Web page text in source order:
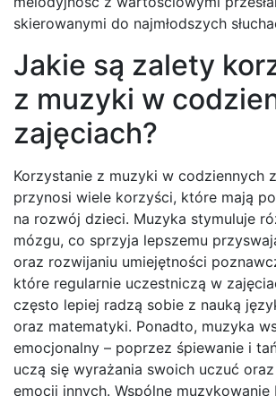
skierowanymi do najmłodszych
Jakie są zalety
z muzyki w
zajęciach?
Korzystanie z muzyki w codziennych
przynosi wiele korzyści, które mają
na rozwój dzieci. Muzyka stymuluje
mózgu, co sprzyja lepszemu
oraz rozwijaniu umiejętności
które regularnie uczestniczą w
często lepiej radzą sobie z nauką
oraz matematyki. Ponadto, muzyka
emocjonalny – poprzez śpiewanie i
uczą się wyrażania swoich uczuć
emocji innych. Wspólne muzykowanie